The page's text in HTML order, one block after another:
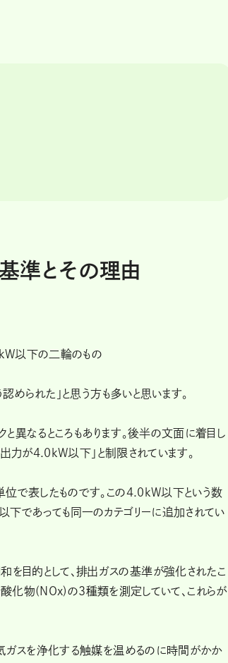
準とその理由
以下の二輪のもの
められた」と思う方も多いと思います。
異なるところもあります。後半の文面に着目し
出力が4.0kW以下」と制限されています。
位で表したものです。この4.0kW以下という数
であっても同一のカテゴリーに追加されてい
目的として、排出ガスの基準が強化されたこ
化物(NOx)の３種類を測定していて、これらが
ガスを浄化する触媒を温めるのに時間がかか